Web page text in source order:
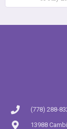
(778) 288-
13988